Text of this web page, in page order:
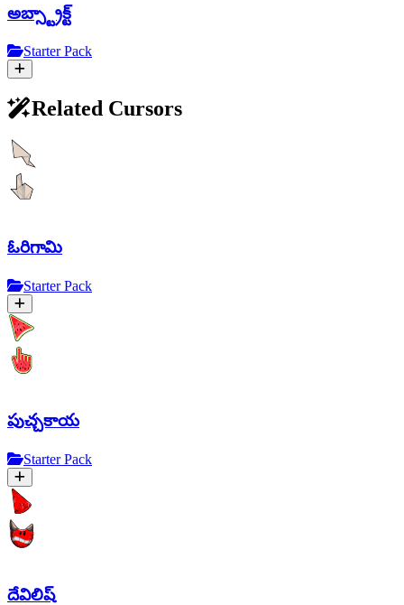
అబ్స్ట్రాక్ట్
Starter Pack
Related Cursors
ఓరిగామి
Starter Pack
పుచ్చకాయ
Starter Pack
దేవిలిష్